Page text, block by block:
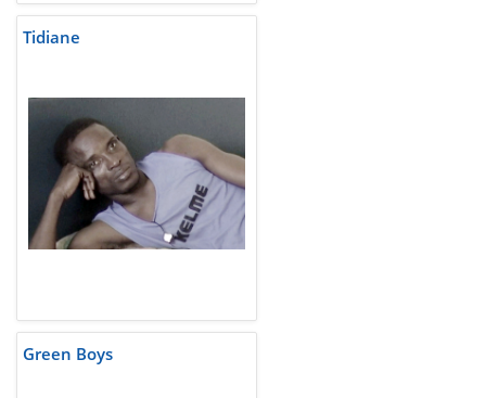
Tidiane
Green Boys